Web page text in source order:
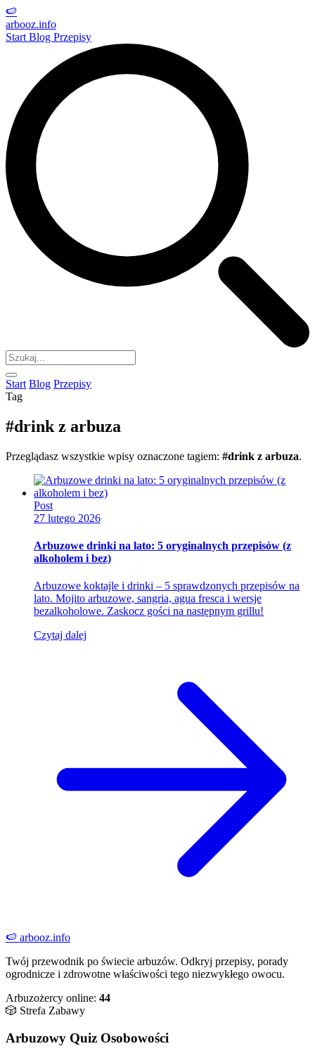
🍉
arbooz.info
Start Blog Przepisy
Start Blog Przepisy
Tag
#drink z arbuza
Przeglądasz wszystkie wpisy oznaczone tagiem: #drink z arbuza.
Post
27 lutego 2026
Arbuzowe drinki na lato: 5 oryginalnych przepisów (z
alkoholem i bez)
Arbuzowe koktajle i drinki – 5 sprawdzonych przepisów na
lato. Mojito arbuzowe, sangria, agua fresca i wersje
bezalkoholowe. Zaskocz gości na następnym grillu!
Czytaj dalej
🍉 arbooz.info
Twój przewodnik po świecie arbuzów. Odkryj przepisy, porady
ogrodnicze i zdrowotne właściwości tego niezwykłego owocu.
Arbuzożercy online: 44
🎲 Strefa Zabawy
Arbuzowy Quiz Osobowości